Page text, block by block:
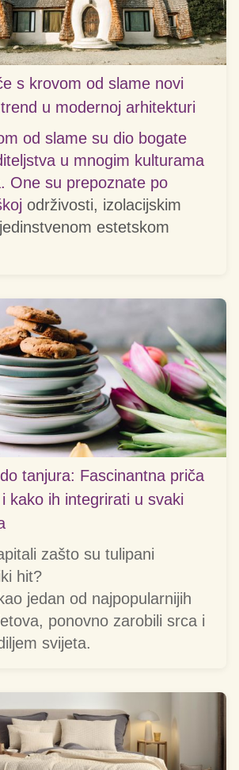
s krovom od slame novi
u modernoj arhitekturi
od slame su dio bogate
u mnogim kulturama
One su prepoznate po
održivosti, izolacijskim
estetskom
tanjura: Fascinantna priča
kako ih integrirati u svaki
zašto su tulipani
hit?
jedan od najpopularnijih
ponovno zarobili srca i
svijeta.